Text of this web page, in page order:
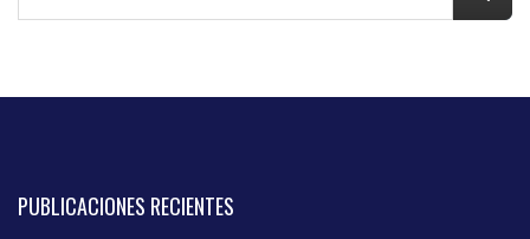
PUBLICACIONES RECIENTES